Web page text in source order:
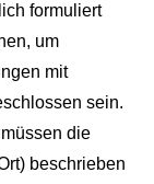
formuliert
um
mit
sein.
die
beschrieben